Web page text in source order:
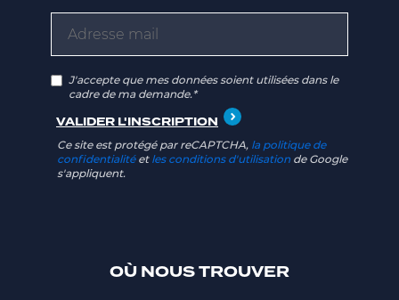
OÙ NOUS TROUVER
J'accepte que mes données soient utilisées dans le
cadre de ma demande.*
Ce site est protégé par reCAPTCHA, la politique de
confidentialitéet les conditions d'utilisation de Google
s'appliquent.